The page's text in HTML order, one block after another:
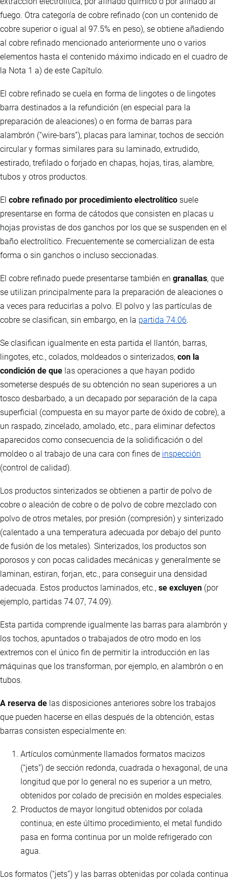
fuego. Otra categoría de cobre refinado (con un contenido de
cobre superior o igual al 97.5% en peso), se obtiene añadiendo
al cobre refinado mencionado anteriormente uno o varios
elementos hasta el contenido máximo indicado en el cuadro de
la Nota 1 a) de este Capítulo.
El cobre refinado se cuela en forma de lingotes o de lingotes
barra destinados a la refundición (en especial para la
preparación de aleaciones) o en forma de barras para
alambrón (“wire-bars”), placas para laminar, tochos de sección
circular y formas similares para su laminado, extrudido,
estirado, trefilado o forjado en chapas, hojas, tiras, alambre,
tubos y otros productos.
El cobre refinado por procedimiento electrolítico suele
presentarse en forma de cátodos que consisten en placas u
hojas provistas de dos ganchos por los que se suspenden en el
baño electrolítico. Frecuentemente se comercializan de esta
forma o sin ganchos o incluso seccionadas.
El cobre refinado puede presentarse también en granallas, que
se utilizan principalmente para la preparación de aleaciones o
a veces para reducirlas a polvo. El polvo y las partículas de
cobre se clasifican, sin embargo, en la partida 74.06.
Se clasifican igualmente en esta partida el llantón, barras,
lingotes, etc., colados, moldeados o sinterizados, con la
condición de que las operaciones a que hayan podido
someterse después de su obtención no sean superiores a un
tosco desbarbado, a un decapado por separación de la capa
superficial (compuesta en su mayor parte de óxido de cobre), a
un raspado, zincelado, amolado, etc., para eliminar defectos
aparecidos como consecuencia de la solidificación o del
moldeo o al trabajo de una cara con fines de inspección
(control de calidad).
Los productos sinterizados se obtienen a partir de polvo de
cobre o aleación de cobre o de polvo de cobre mezclado con
polvo de otros metales, por presión (compresión) y sinterizado
(calentado a una temperatura adecuada por debajo del punto
de fusión de los metales). Sinterizados, los productos son
porosos y con pocas calidades mecánicas y generalmente se
laminan, estiran, forjan, etc., para conseguir una densidad
adecuada. Estos productos laminados, etc., se excluyen (por
ejemplo, partidas 74.07, 74.09).
Esta partida comprende igualmente las barras para alambrón y
los tochos, apuntados o trabajados de otro modo en los
extremos con el único fin de permitir la introducción en las
máquinas que los transforman, por ejemplo, en alambrón o en
tubos.
A reserva de las disposiciones anteriores sobre los trabajos
que pueden hacerse en ellas después de la obtención, estas
barras consisten especialmente en:
Artículos comúnmente llamados formatos macizos
(“jets”) de sección redonda, cuadrada o hexagonal, de una
longitud que por lo general no es superior a un metro,
obtenidos por colado de precisión en moldes especiales.
Productos de mayor longitud obtenidos por colada
continua; en este último procedimiento, el metal fundido
pasa en forma continua por un molde refrigerado con
agua.
Los formatos (“jets”) y las barras obtenidas por colada continua